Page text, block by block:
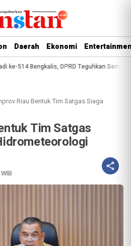
Daerah Ekonomi
DPRD Teguhkan Semangat
Riau Bentuk Tim Satgas Siaga
Tim Satgas